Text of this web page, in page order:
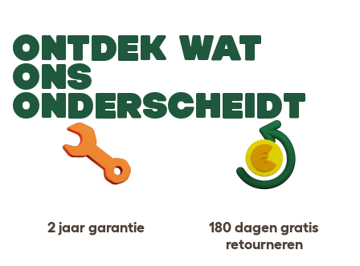
ONTDEK WAT
ONS
ONDERSCHEIDT
2 jaar garantie
180 dagen gratis
retourneren